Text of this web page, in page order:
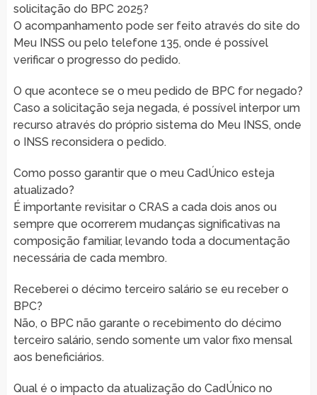
solicitação do BPC 2025?
O acompanhamento pode ser feito através do site do
Meu INSS ou pelo telefone 135, onde é possível
verificar o progresso do pedido.
O que acontece se o meu pedido de BPC for negado?
Caso a solicitação seja negada, é possível interpor um
recurso através do próprio sistema do Meu INSS, onde
o INSS reconsidera o pedido.
Como posso garantir que o meu CadÚnico esteja
atualizado?
É importante revisitar o CRAS a cada dois anos ou
sempre que ocorrerem mudanças significativas na
composição familiar, levando toda a documentação
necessária de cada membro.
Receberei o décimo terceiro salário se eu receber o
BPC?
Não, o BPC não garante o recebimento do décimo
terceiro salário, sendo somente um valor fixo mensal
aos beneficiários.
Qual é o impacto da atualização do CadÚnico no